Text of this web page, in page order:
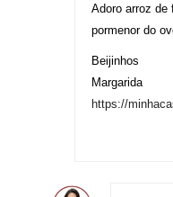
Adoro arroz de
pormenor do
Beijinhos
Margarida
https://